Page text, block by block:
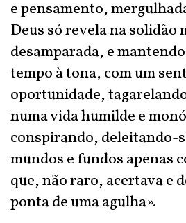
e pensamento,
Deus só revela na solidão
desamparada, e
tempo à tona, com um
oportunidade,
numa vida humilde e
conspirando, deleitando-
mundos e fundos apenas
que, não raro, acertava e
ponta de uma agulha».